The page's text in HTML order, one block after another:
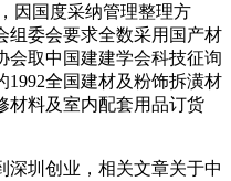
因国度采纳管理整理方
组委会要求全数采用国产材
会取中国建建学会科技征询
全国建材及粉饰拆潢材
材料及室内配套用品订货
圳创业，相关文章关于中